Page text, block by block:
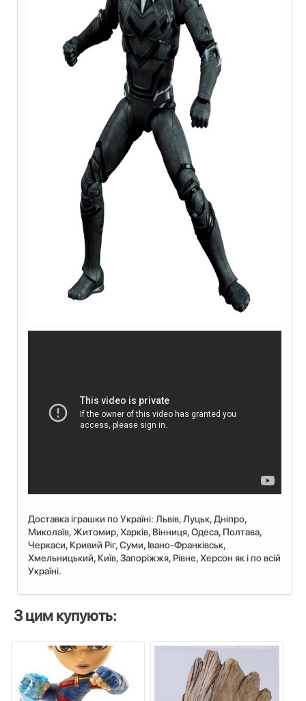
Доставка іграшки по Україні: Львiв, Луцьк, Дніпро,
Миколаїв, Житомир, Харків, Вінниця, Одеса, Полтава,
Черкаси, Кривий Ріг, Суми, Івано-Франківськ,
Хмельницький, Київ, Запоріжжя, Рівне, Херсон як і по всій
Україні.
З цим купують: